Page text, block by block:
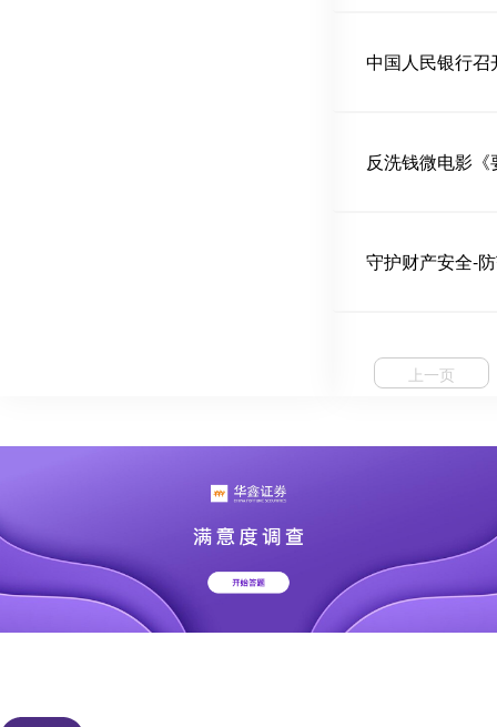
中国人民银行
反洗钱微电影
守护财产安全-
上一页